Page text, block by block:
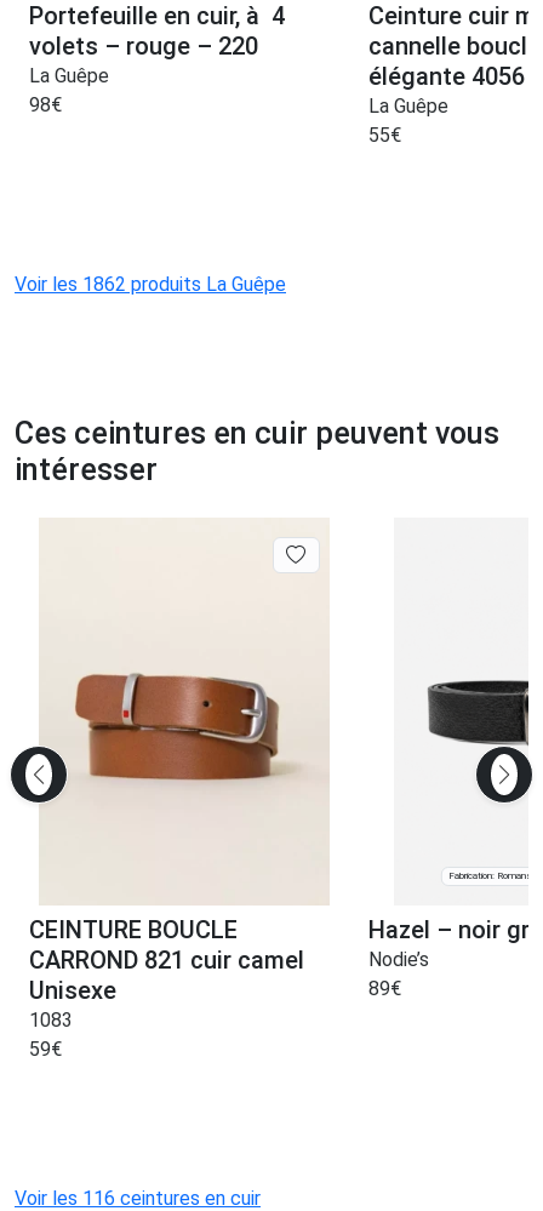
Portefeuille en cuir, à 4
volets – rouge – 220
La Guêpe
98€
Ceinture cuir
cannelle
élégante 4056
La Guêpe
55€
Voir les 1862 produits La Guêpe
Ces ceintures en cuir peuvent vous
intéresser
CEINTURE BOUCLE
CARROND 821 cuir camel
Unisexe
1083
59€
Fabrication: Romans-
Hazel – noir
Nodie’s
89€
Voir les 116 ceintures en cuir